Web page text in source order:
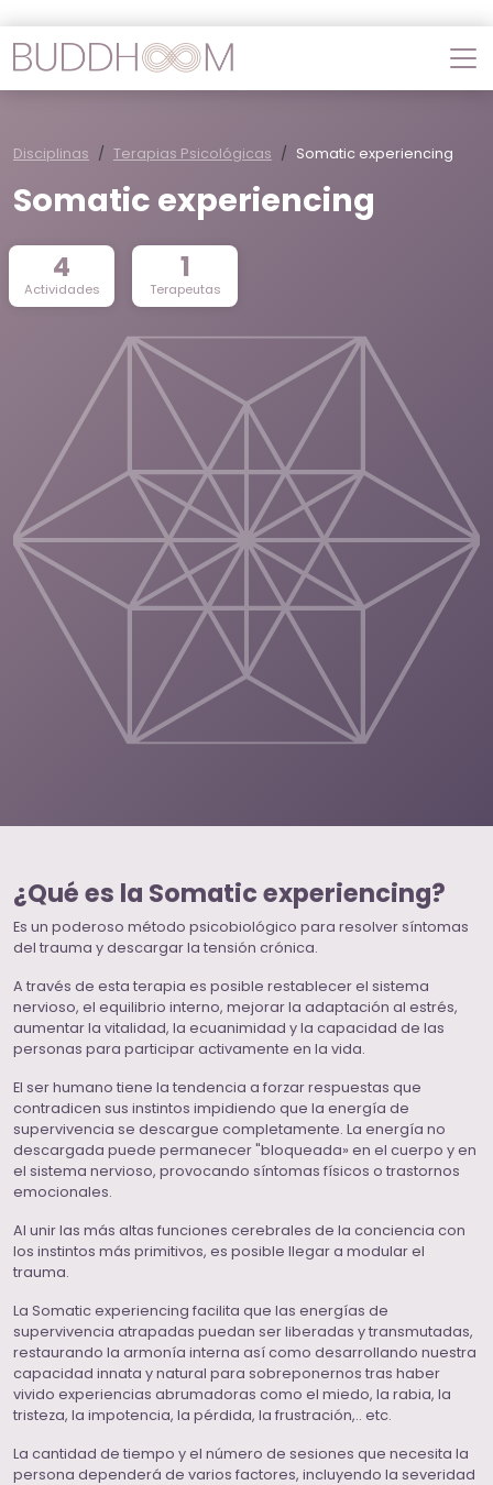
Disciplinas Terapias Psicológicas Somatic experiencing
Somatic experiencing
4
Actividades
1
Terapeutas
¿Qué es la Somatic experiencing?
Es un poderoso método psicobiológico para resolver síntomas
del trauma y descargar la tensión crónica.
A través de esta terapia es posible restablecer el sistema
nervioso, el equilibrio interno, mejorar la adaptación al estrés,
aumentar la vitalidad, la ecuanimidad y la capacidad de las
personas para participar activamente en la vida.
El ser humano tiene la tendencia a forzar respuestas que
contradicen sus instintos impidiendo que la energía de
supervivencia se descargue completamente. La energía no
descargada puede permanecer "bloqueada» en el cuerpo y en
el sistema nervioso, provocando síntomas físicos o trastornos
emocionales.
Al unir las más altas funciones cerebrales de la conciencia con
los instintos más primitivos, es posible llegar a modular el
trauma.
La Somatic experiencing facilita que las energías de
supervivencia atrapadas puedan ser liberadas y transmutadas,
restaurando la armonía interna así como desarrollando nuestra
capacidad innata y natural para sobreponernos tras haber
vivido experiencias abrumadoras como el miedo, la rabia, la
tristeza, la impotencia, la pérdida, la frustración,.. etc.
La cantidad de tiempo y el número de sesiones que necesita la
persona dependerá de varios factores, incluyendo la severidad